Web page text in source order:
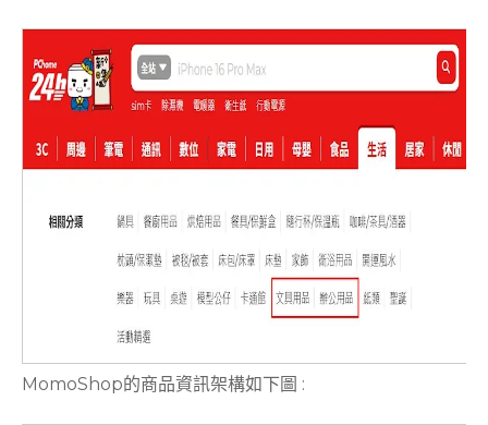
MomoShop的商品資訊架構如下圖 :